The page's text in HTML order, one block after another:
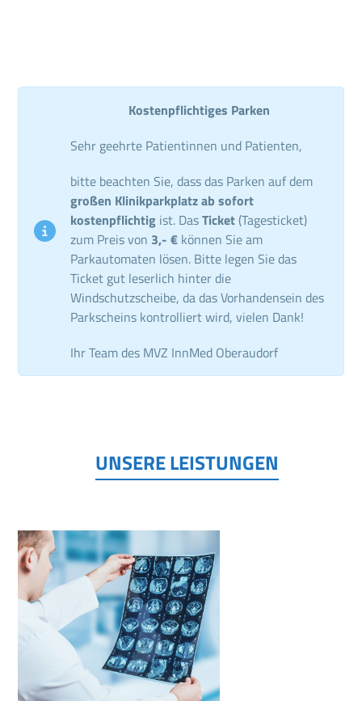
Kostenpflichtiges Parken
Sehr geehrte Patientinnen und Patienten,
bitte beachten Sie, dass das Parken auf dem
großen Klinikparkplatz ab sofort
kostenpflichtig ist. DasTicket (Tagesticket)
zum Preis von 3,- € können Sie am
Parkautomaten lösen. Bitte legen Sie das
Ticket gut leserlich hinter die
Windschutzscheibe, da das Vorhandensein des
Parkscheins kontrolliert wird, vielen Dank!
Ihr Team des MVZ InnMed Oberaudorf
UNSERE LEISTUNGEN